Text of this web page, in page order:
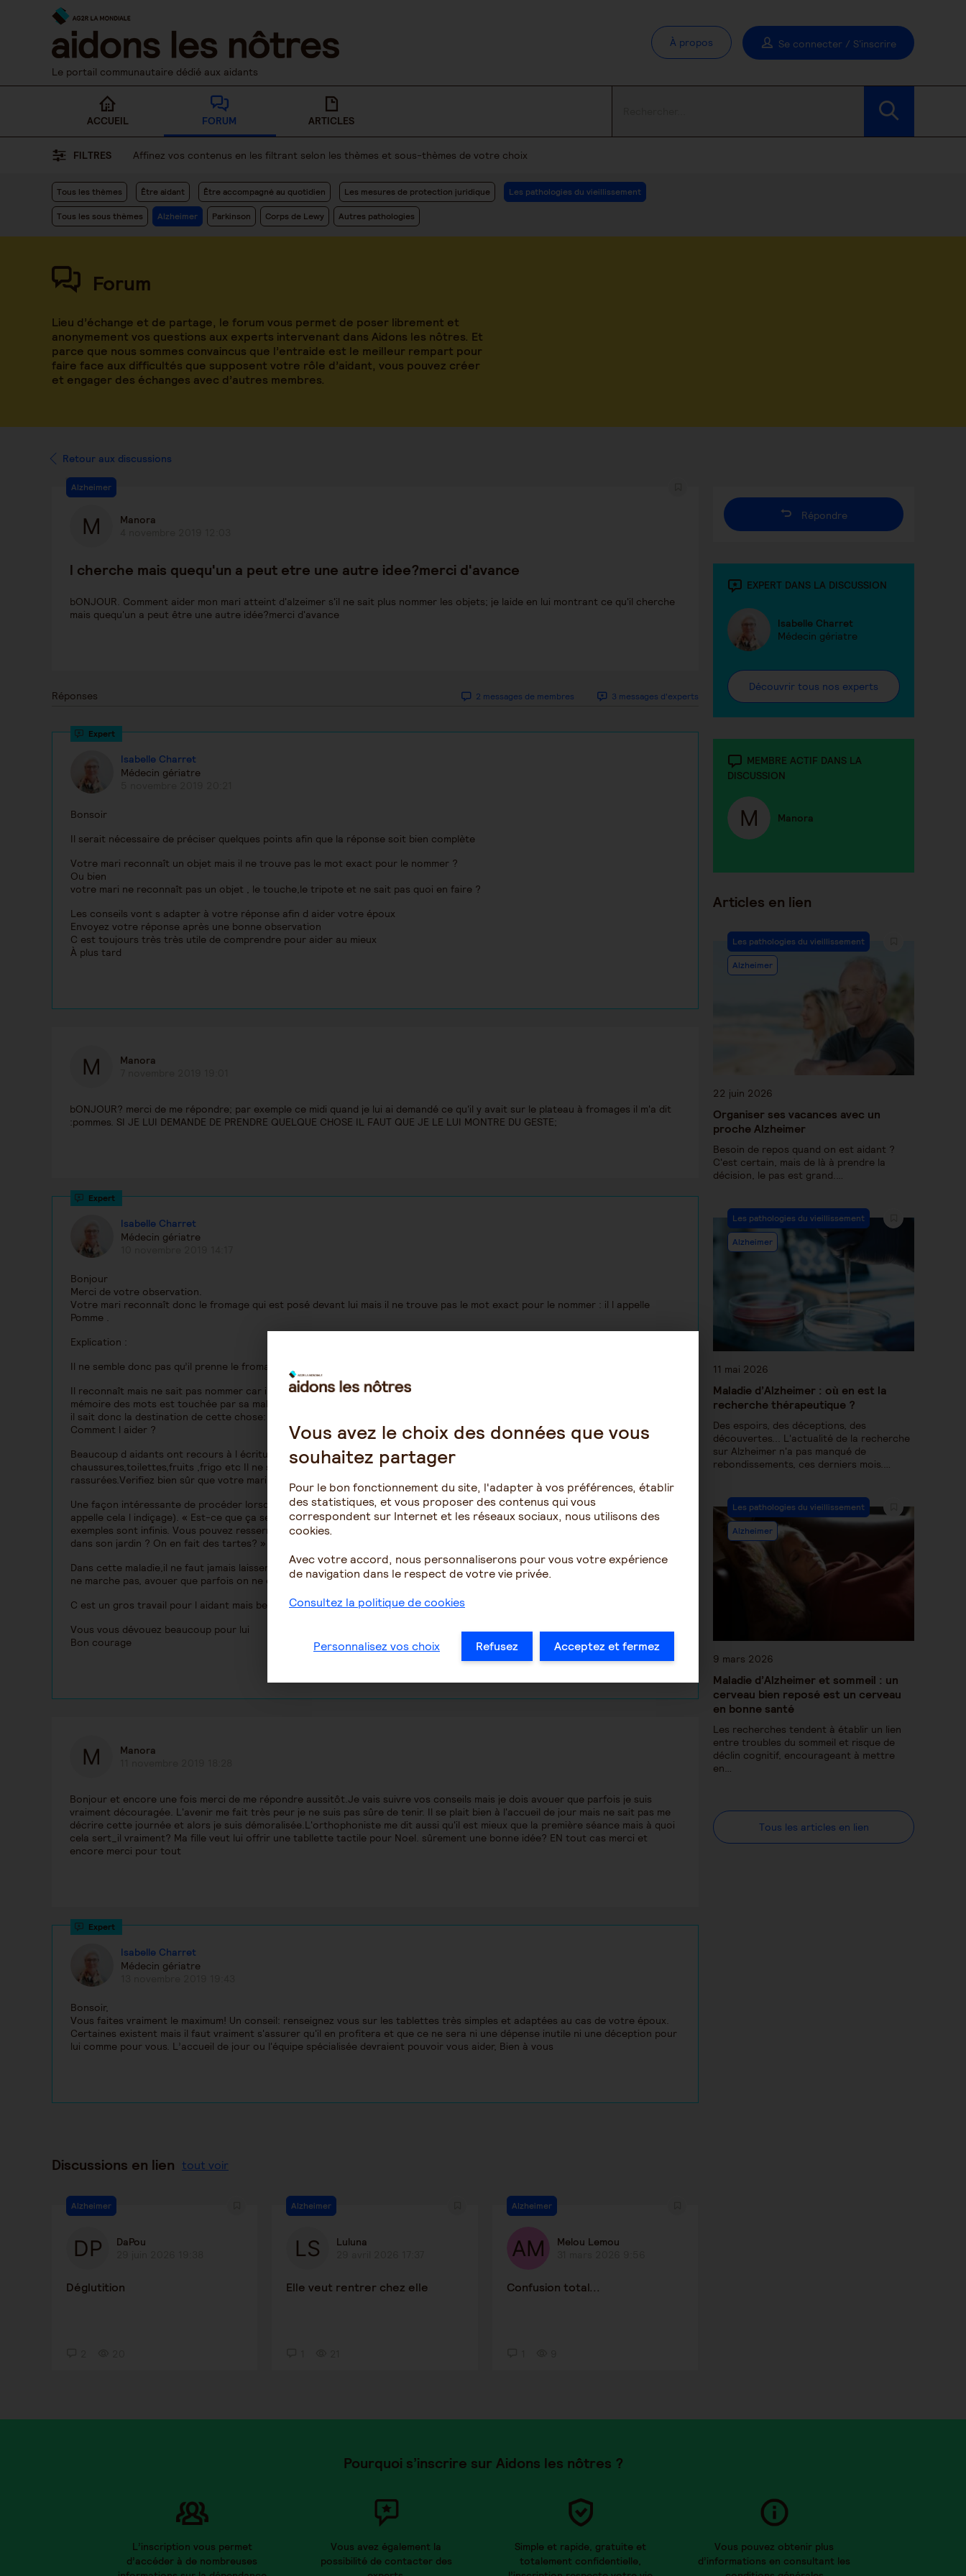
Le portail communautaire dédié aux aidants
À propos Se connecter / S'inscrire
ACCUEIL FORUM ARTICLES
FILTRES Affinez vos contenus en les filtrant selon les thèmes et sous-thèmes de votre choix
Tous les thèmes Être aidant Être accompagné au quotidien Les mesures de protection juridique Les pathologies du vieillissement
Tous les sous thèmes Alzheimer Parkinson Corps de Lewy Autres pathologies
Forum
Lieu d’échange et de partage, le forum vous permet de poser librement et
anonymement vos questions aux experts intervenant dans Aidons les nôtres. Et
parce que nous sommes convaincus que l’entraide est le meilleur rempart pour
faire face aux difficultés que supposent votre rôle d’aidant, vous pouvez créer
et engager des échanges avec d’autres membres.
Retour aux discussions
Alzheimer
Manora
l cherche mais quequ'un a peut etre une autre idee?merci d'avance
bONJOUR. Comment aider mon mari atteint d'alzeimer s'il ne sait plus nommer les objets; je laide en lui montrant ce qu'il cherche
mais quequ'un a peut être une autre idée?merci d'avance
Réponses 2 messages de membres 3 messages d'experts
Isabelle Charret
Médecin gériatre
Bonsoir
Il serait nécessaire de préciser quelques points afin que la réponse soit bien complète
Votre mari reconnaît un objet mais il ne trouve pas le mot exact pour le nommer ?
Ou bien
votre mari ne reconnaît pas un objet , le touche,le tripote et ne sait pas quoi en faire ?
Les conseils vont s adapter à votre réponse afin d aider votre époux
Envoyez votre réponse après une bonne observation
C est toujours très très utile de comprendre pour aider au mieux
À plus tard
Manora
bONJOUR? merci de me répondre; par exemple ce midi quand je lui ai demandé ce qu'il y avait sur le plateau à fromages il m'a dit
:pommes. SI JE LUI DEMANDE DE PRENDRE QUELQUE CHOSE IL FAUT QUE JE LE LUI MONTRE DU GESTE;
Isabelle Charret
Médecin gériatre
Bonjour
Merci de votre observation.
Votre mari reconnaît donc le fromage qui est posé devant lui mais il ne trouve pas le mot exact pour le nommer : il l appelle
Pomme .
Explication :
Il ne semble donc pas qu’il prenne le fromage pour un marteau par exemple !
Il reconnaît mais ne sait pas nommer car il n a plus accès au dictionnaire des mots qu il s est constitué dans sa vie. La zone de la
mémoire des mots est touchée par sa maladie.Par contre il nomme quelque chose qui se mange par quelque chose qui se mange :
il sait donc la destination de cette chose: l alimentation.
Comment l aider ?
Beaucoup d aidants ont recours à l écriture sous forme de petits panneaux ou étiquettes : fromage, placard à
chaussures,toilettes,fruits ,frigo etc Il ne s agit pas de transformer la maison en étiquetage mais les personnes malades sont
rassurées.Verifiez bien sûr que votre mari peut lire.
Une façon intéressante de procéder lorsqu il cherche un objet ou qu il souhaite nommer, c est de lui donner des indices ( on
appelle cela l indiçage). « Est-ce que ça se mange ? Est-ce pour s habiller ? Est-ce utile lorsqu il pleut ? Est-ce sucré ? » Les
exemples sont infinis. Vous pouvez resserrer les indices sur les fruits par exemple: « est ce un fruit rouge ? Ton père en a avait
dans son jardin ? On en fait des tartes? »
Dans cette maladie,il ne faut jamais laisser la personne en perdition. Déjà travailler ensemble à deviner est énorme. Et quand ça
ne marche pas, avouer que parfois on ne comprend pas et qu on réessayera plus tard.
C est un gros travail pour l aidant mais beaucoup de ces petites astuces marchent bien.
Vous vous dévouez beaucoup pour lui
Bon courage
Manora
Bonjour et encore une fois merci de me répondre aussitôt.Je vais suivre vos conseils mais je dois avouer que parfois je suis
vraiment découragée. L'avenir me fait très peur je ne suis pas sûre de tenir. Il se plait bien à l'accueil de jour mais ne sait pas me
décrire cette journée et alors je suis démoralisée.L'orthophoniste me dit aussi qu'il est mieux que la première séance mais à quoi
cela sert_il vraiment? Ma fille veut lui offrir une tabllette tactile pour Noel. sûrement une bonne idée? EN tout cas merci et
encore merci pour tout
Isabelle Charret
Médecin gériatre
Bonsoir,
Vous faites vraiment le maximum! Un conseil: renseignez vous sur les tablettes très simples et adaptées au cas de votre époux.
Certaines existent mais il faut vraiment s'assurer qu'il en profitera et que ce ne sera ni une dépense inutile ni une déception pour
lui comme pour vous. L’accueil de jour ou l'équipe spécialisée devraient pouvoir vous aider, Bien à vous
Discussions en lien tout voir
Alzheimer
DaPou
Déglutition
Alzheimer
Luluna
Elle veut rentrer chez elle
Alzheimer
Melou Lemou
Confusion total...
Répondre
EXPERT DANS LA DISCUSSION
Isabelle Charret
Médecin gériatre
Découvrir tous nos experts
MEMBRE ACTIF DANS LA
DISCUSSION
Manora
Articles en lien
Les pathologies du vieillissement
Alzheimer
22 juin 2026
Organiser ses vacances avec un
proche Alzheimer
Besoin de repos quand on est aidant ?
C'est certain, mais de là à prendre la
décision, le pas est grand.…
Les pathologies du vieillissement
Alzheimer
11 mai 2026
Maladie d’Alzheimer : où en est la
recherche thérapeutique ?
Des espoirs, des déceptions, des
découvertes... L'actualité de la recherche
sur Alzheimer n'a pas manqué de
rebondissements, ces derniers mois.…
Les pathologies du vieillissement
Alzheimer
9 mars 2026
Maladie d’Alzheimer et sommeil : un
cerveau bien reposé est un cerveau
en bonne santé
Les recherches tendent à établir un lien
entre troubles du sommeil et risque de
déclin cognitif, encourageant à mettre
en…
Tous les articles en lien
Pourquoi s’inscrire sur Aidons les nôtres ?
L’inscription vous permet
d’accéder à de nombreuses
Vous avez également la
possibilité de contacter des
Simple et rapide, gratuite et
totalement confidentielle,
Vous pouvez obtenir plus
d’informations en consultant les
Vous avez le choix des données que vous
souhaitez partager
Pour le bon fonctionnement du site, l'adapter à vos préférences, établir
des statistiques, et vous proposer des contenus qui vous
correspondent sur Internet et les réseaux sociaux, nous utilisons des
cookies.
Avec votre accord, nous personnaliserons pour vous votre expérience
de navigation dans le respect de votre vie privée.
Consultez la politique de cookies
Personnalisez vos choix Refusez Acceptez et fermez